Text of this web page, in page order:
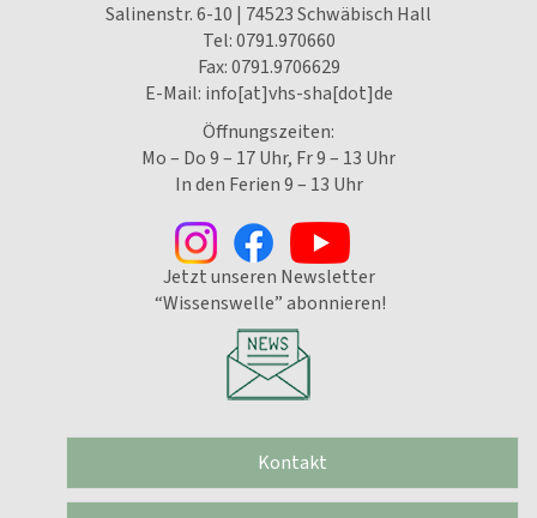
Salinenstr. 6-10 | 74523 Schwäbisch Hall
Tel:0791.970660
Fax: 0791.9706629
E-Mail: info[at]vhs-sha[dot]de
Öffnungszeiten:
Mo – Do 9 – 17 Uhr, Fr 9 – 13 Uhr
In den Ferien 9 – 13 Uhr
Jetzt unseren Newsletter
“Wissenswelle” abonnieren!
Kontakt